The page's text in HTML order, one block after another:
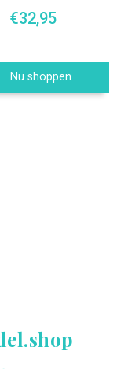
€32,95
Nu shoppen